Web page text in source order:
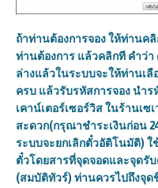
ถ้าท่านต้องการจอง ให้ท่านค
ท่านต้องการ แล้วคลิกที คำว่
ล่างแล้วในระบบจะให้ท่านเ
ครบ แล้วรับรหัสการจอง นำร
เคาน์เตอร์เซอร์วิส ในร้านเ
สะดวก(กรุณาชำระเงินก่อน
ระบบจะยกเลิกตั๋วอัติโนมัติ)
ตั๋วโดยสารที่จุดจอดและจุดรั
(สมบัติทัวร์) ท่านควรไปถึงจุด